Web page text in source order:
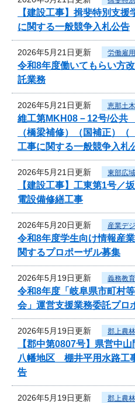
【建設工事】揖斐特別支
に関する一般競争入札公告
2026年5月21日更新 労働雇
令和8年度働いてもらい方
託業務
2026年5月21日更新 恵那土
維工第MKH08－12号/公
（橋梁補修）（国補正）
工事に関する一般競争入札
2026年5月21日更新 東部広
【建設工事】工東第1号／
電設備修繕工事
2026年5月20日更新 産業デ
令和8年度学生向け情報産
関するプロポーザル募集
2026年5月19日更新 義務教
令和8年度「岐阜県市町村
会」運営支援業務委託プロ
2026年5月19日更新 郡上農
【郡中第0807号】県営中
八幡地区 棚井平用水路工
告
2026年5月19日更新 郡上農